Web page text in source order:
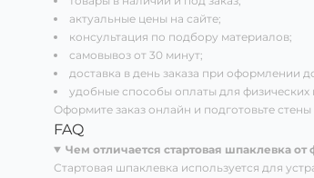
актуальные цены на сайте;
консультация по подбору материалов;
самовывоз от 30 минут;
доставка в день заказа при оформлении
удобные способы оплаты для физических
Оформите заказ онлайн и подготовьте
FAQ
Чем отличается стартовая шпаклевка
Стартовая шпаклевка используется для